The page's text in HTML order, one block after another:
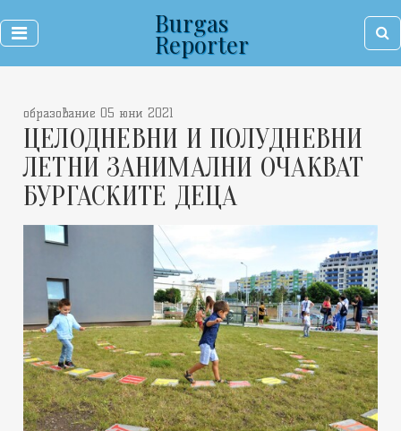
Burgas
Reporter
образование 05 юни 2021
ЦЕЛОДНЕВНИ И ПОЛУДНЕВНИ
ЛЕТНИ ЗАНИМАЛНИ ОЧАКВАТ
БУРГАСКИТЕ ДЕЦА